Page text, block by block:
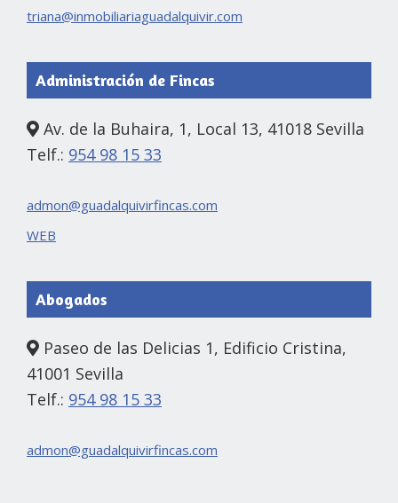
triana@inmobiliariaguadalquivir.com
Administración de Fincas
Av. de la Buhaira, 1, Local 13, 41018 Sevilla
Telf.: 954 98 15 33
admon@guadalquivirfincas.com
WEB
Abogados
Paseo de las Delicias 1, Edificio Cristina,
41001 Sevilla
Telf.: 954 98 15 33
admon@guadalquivirfincas.com